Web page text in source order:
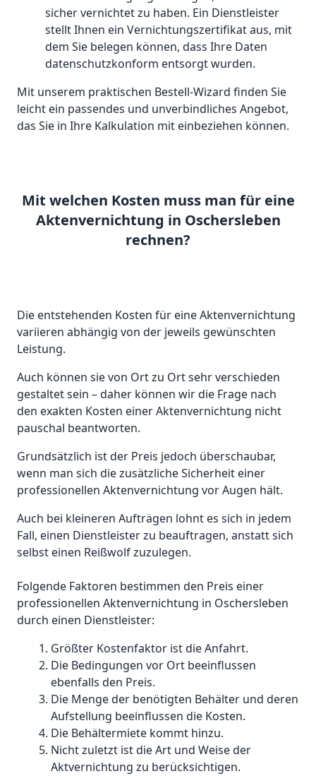
sicher vernichtet zu haben. Ein Dienstleister
stellt Ihnen ein Vernichtungszertifikat aus, mit
dem Sie belegen können, dass Ihre Daten
datenschutzkonform entsorgt wurden.
Mit unserem praktischen Bestell-Wizard finden Sie
leicht ein passendes und unverbindliches Angebot,
das Sie in Ihre Kalkulation mit einbeziehen können.
Mit welchen Kosten muss man für eine
Aktenvernichtung in Oschersleben
rechnen?
Die entstehenden Kosten für eine Aktenvernichtung
variieren abhängig von der jeweils gewünschten
Leistung.
Auch können sie von Ort zu Ort sehr verschieden
gestaltet sein – daher können wir die Frage nach
den exakten Kosten einer Aktenvernichtung nicht
pauschal beantworten.
Grundsätzlich ist der Preis jedoch überschaubar,
wenn man sich die zusätzliche Sicherheit einer
professionellen Aktenvernichtung vor Augen hält.
Auch bei kleineren Aufträgen lohnt es sich in jedem
Fall, einen Dienstleister zu beauftragen, anstatt sich
selbst einen Reißwolf zuzulegen.
Folgende Faktoren bestimmen den Preis einer
professionellen Aktenvernichtung in Oschersleben
durch einen Dienstleister:
Größter Kostenfaktor ist die Anfahrt.
Die Bedingungen vor Ort beeinflussen
ebenfalls den Preis.
Die Menge der benötigten Behälter und deren
Aufstellung beeinflussen die Kosten.
Die Behältermiete kommt hinzu.
Nicht zuletzt ist die Art und Weise der
Aktvernichtung zu berücksichtigen.